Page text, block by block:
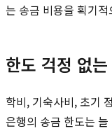
는 송금 비용을 획기
한도 걱정 없
학비, 기숙사비, 초기
은행의 송금 한도는